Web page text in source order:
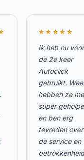
★★★★★
Ik heb nu voor
de 2e keer
Autoclick
gebruikt.
hebben ze me
super
en ben erg
tevreden over
de service en